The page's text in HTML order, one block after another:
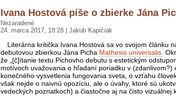
Ivana Hostová píše o zbierke Jána
Nezaradené
24. marca 2017, 18:28 | Jakub Kapičiak
Literárna kritička Ivana Hostová sa vo svojom článku
debutovou zbierkou Jána Picha Mathesis universalis.
že „[č]ítanie textu Pichovho debutu s estetickým
motívoch uvažovania o hľadaní poriadku v (zdanlivom?)
konečného vysvetlenia fungovania sveta, o vzťahu
však nejde o naivnú opozíciu, ale o úvahy, ktoré sú
vedeckých poznatkoch) a čiastočne aj na čisto vizuálnej